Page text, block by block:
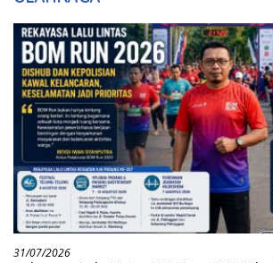
31/07/2026